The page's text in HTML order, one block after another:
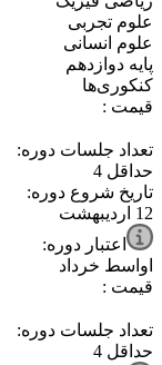
⁧علوم تجربی⁩
⁧علوم انسانی⁩
⁧پایه دوازدهم⁩
⁧کنکوری‌ها⁩
قیمت :
تعداد جلسات دوره:
حداقل 4
تاریخ شروع دوره:
12 اردیبهشت
اعتبار دوره:
اواسط خرداد
قیمت :
تعداد جلسات دوره:
حداقل 4